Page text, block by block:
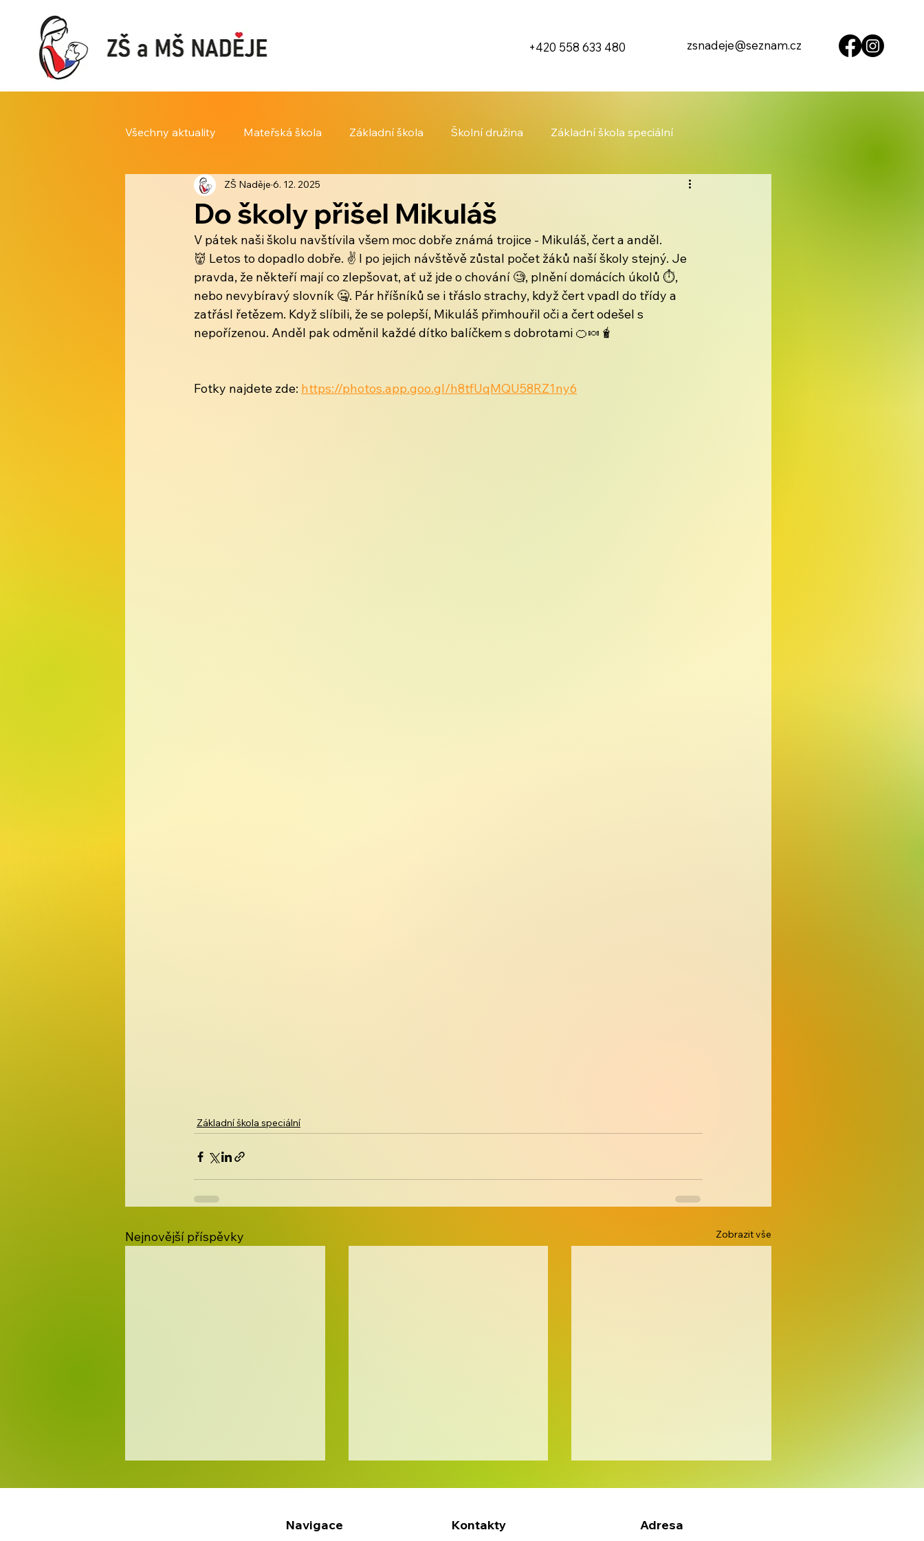
+420 558 633 480 zsnadeje@seznam.cz
Všechny aktuality Mateřská škola Základní škola Školní družina Základní škola speciální
Do školy přišel Mikuláš
ZŠ Naděje 6. 12. 2025
V pátek naši školu navštívila všem moc dobře známá trojice - Mikuláš, čert a anděl.
👹 Letos to dopadlo dobře. ✌️ I po jejich návštěvě zůstal počet žáků naší školy stejný. Je
pravda, že někteří mají co zlepšovat, ať už jde o chování 🧐, plnění domácích úkolů ⏱️,
nebo nevybíravý slovník 🤐. Pár hříšníků se i třáslo strachy, když čert vpadl do třídy a
zatřásl řetězem. Když slíbili, že se polepší, Mikuláš přimhouřil oči a čert odešel s
nepořízenou. Anděl pak odměnil každé dítko balíčkem s dobrotami 🍊🍬🧋
Fotky najdete zde: https://photos.app.goo.gl/h8tfUqMQU58RZ1ny6
Základní škola speciální
Nejnovější příspěvky Zobrazit vše
Navigace Kontakty Adresa